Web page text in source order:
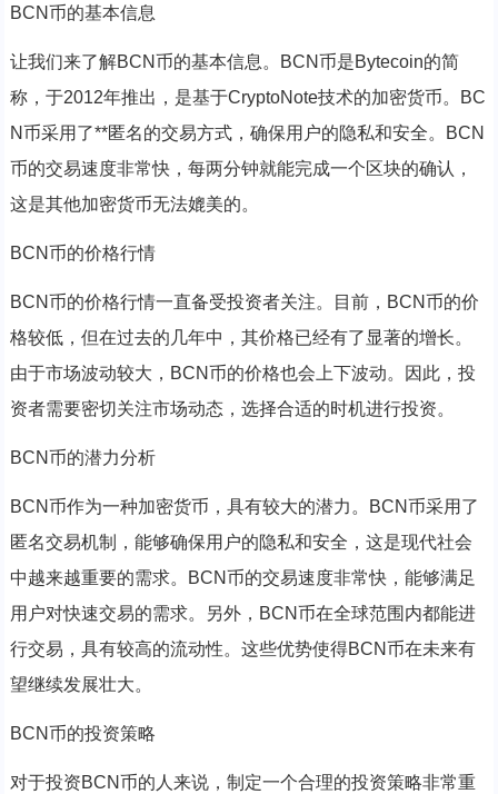
BCN币的基本信息
让我们来了解BCN币的基本信息。BCN币是Bytecoin的简
称，于2012年推出，是基于CryptoNote技术的加密货币。BC
N币采用了**匿名的交易方式，确保用户的隐私和安全。BCN
币的交易速度非常快，每两分钟就能完成一个区块的确认，
这是其他加密货币无法媲美的。
BCN币的价格行情
BCN币的价格行情一直备受投资者关注。目前，BCN币的价
格较低，但在过去的几年中，其价格已经有了显著的增长。
由于市场波动较大，BCN币的价格也会上下波动。因此，投
资者需要密切关注市场动态，选择合适的时机进行投资。
BCN币的潜力分析
BCN币作为一种加密货币，具有较大的潜力。BCN币采用了
匿名交易机制，能够确保用户的隐私和安全，这是现代社会
中越来越重要的需求。BCN币的交易速度非常快，能够满足
用户对快速交易的需求。另外，BCN币在全球范围内都能进
行交易，具有较高的流动性。这些优势使得BCN币在未来有
望继续发展壮大。
BCN币的投资策略
对于投资BCN币的人来说，制定一个合理的投资策略非常重